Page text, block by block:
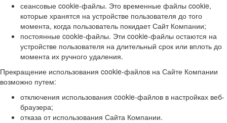
сеансовые cookie-файлы. Это временные файлы cookie,
которые хранятся на устройстве пользователя до того
момента, когда пользователь покидает Сайт Компании;
постоянные cookie-файлы. Эти cookie-файлы остаются на
устройстве пользователя на длительный срок или вплоть до
момента их ручного удаления.
Прекращение использования cookie-файлов на Сайте Компании
возможно путем:
отключения использования cookie-файлов в настройках веб-
браузера;
отказа от использования Сайта Компании.